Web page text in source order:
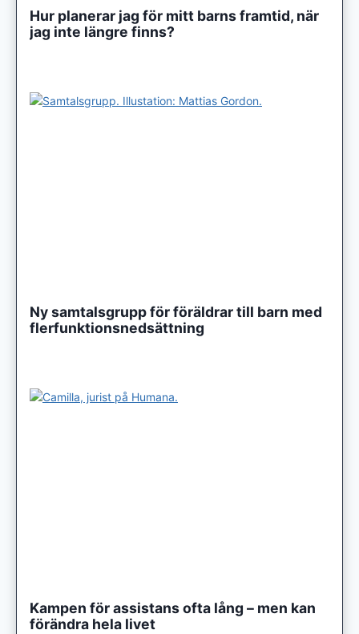
Hur planerar jag för mitt barns framtid, när
jag inte längre finns?
Ny samtalsgrupp för föräldrar till barn med
flerfunktionsnedsättning
Kampen för assistans ofta lång – men kan
förändra hela livet